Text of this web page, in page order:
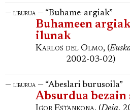
— liburua — “Buhame-argiak”
Buhameen
ilunak
Karlos del Olmo, (
2002-03-02)
— liburua — “Abeslari burusoila”
Absurdua bezain